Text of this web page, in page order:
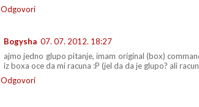
Odgovori
Bogysha 07. 07. 2012. 18:27
ajmo jedno glupo pitanje, imam original (box)
iz boxa oce da mi racuna :P (jel da da je glupo? ali
Odgovori